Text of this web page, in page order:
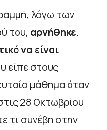
λόγω των
του, αρνήθηκε.
να είναι
είπε στους
μάθημα όταν
28 Οκτωβρίου
τι συνέβη στην